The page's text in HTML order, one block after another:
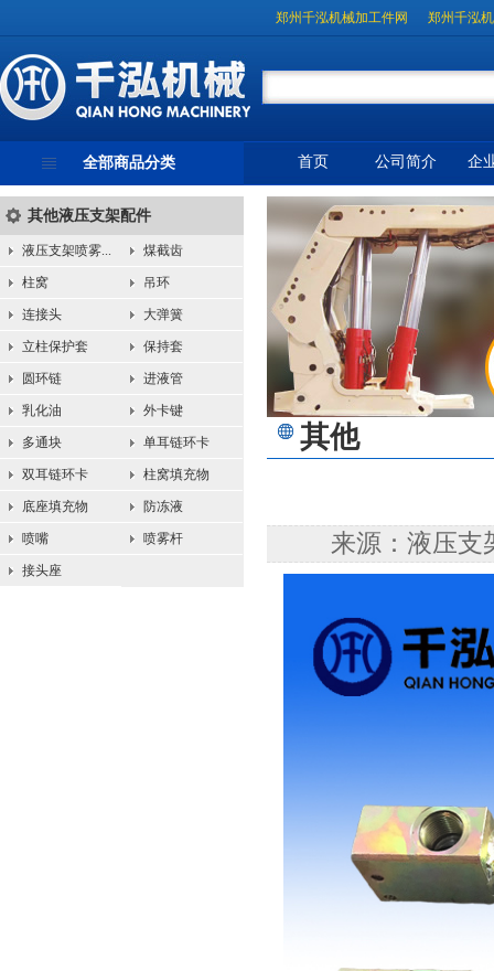
郑州千泓机械加工件网 郑州千泓
全部商品分类
其他液压支架配件
液压支架喷雾... 煤截齿
柱窝 吊环
连接头 大弹簧
立柱保护套 保持套
圆环链 进液管
乳化油 外卡键
多通块 单耳链环卡
双耳链环卡 柱窝填充物
底座填充物 防冻液
喷嘴 喷雾杆
接头座
首页 公司简介 企
其他
来源：液压支